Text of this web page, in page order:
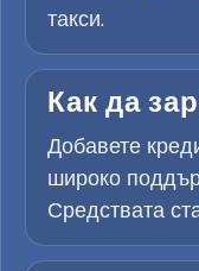
такси.
Как да
Добавете
широко
Средствата